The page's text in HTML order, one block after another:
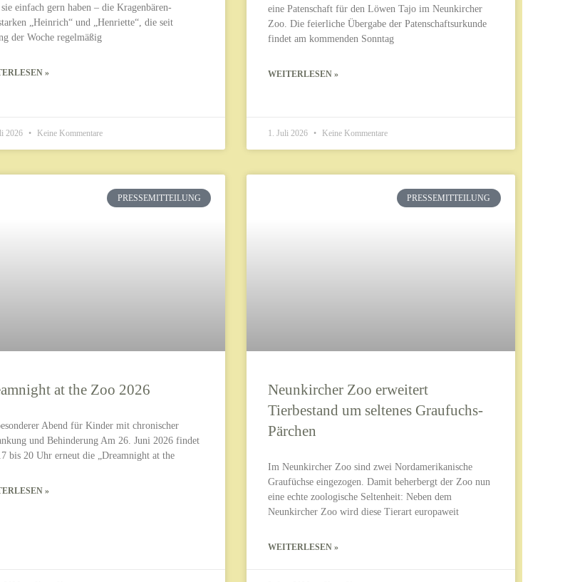
sie einfach gern haben – die Kragenbären-
„Heinrich“ und „Henriette“, die seit
der Woche regelmäßig
»
2026 Keine Kommentare
eine Patenschaft für den Löwen Tajo im Neunkircher
Zoo. Die feierliche Übergabe der Patenschaftsurkunde
findet am kommenden Sonntag
WEITERLESEN »
1. Juli 2026 Keine Kommentare
PRESSEMITTEILUNG
at the Zoo 2026
Abend für Kinder mit chronischer
und Behinderung Am 26. Juni 2026 findet
bis 20 Uhr erneut die „Dreamnight at the
»
PRESSEMITTEILUNG
Neunkircher Zoo erweitert
Tierbestand um seltenes Graufuchs-
Pärchen
Im Neunkircher Zoo sind zwei Nordamerikanische
Graufüchse eingezogen. Damit beherbergt der Zoo nun
eine echte zoologische Seltenheit: Neben dem
Neunkircher Zoo wird diese Tierart europaweit
WEITERLESEN »